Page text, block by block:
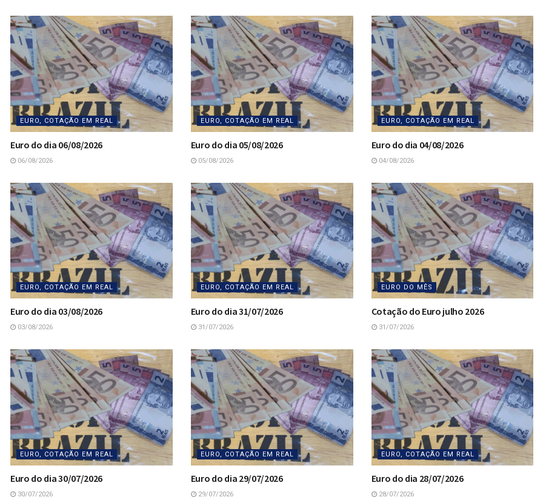
EURO, COTAÇÃO EM REAL
Euro do dia 06/08/2026
06/08/2026
EURO, COTAÇÃO EM REAL
Euro do dia 05/08/2026
05/08/2026
EURO, COTAÇÃO EM REAL
Euro do dia 04/08/2026
04/08/2026
EURO, COTAÇÃO EM REAL
Euro do dia 03/08/2026
03/08/2026
EURO, COTAÇÃO EM REAL
Euro do dia 31/07/2026
31/07/2026
EURO DO MÊS
Cotação do Euro julho 2026
31/07/2026
EURO, COTAÇÃO EM REAL
Euro do dia 30/07/2026
30/07/2026
EURO, COTAÇÃO EM REAL
Euro do dia 29/07/2026
29/07/2026
EURO, COTAÇÃO EM REAL
Euro do dia 28/07/2026
28/07/2026